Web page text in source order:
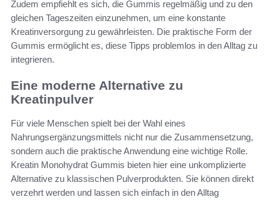
Zudem empfiehlt es sich, die Gummis regelmäßig und zu den
gleichen Tageszeiten einzunehmen, um eine konstante
Kreatinversorgung zu gewährleisten. Die praktische Form der
Gummis ermöglicht es, diese Tipps problemlos in den Alltag zu
integrieren.
Eine moderne Alternative zu
Kreatinpulver
Für viele Menschen spielt bei der Wahl eines
Nahrungsergänzungsmittels nicht nur die Zusammensetzung,
sondern auch die praktische Anwendung eine wichtige Rolle.
Kreatin Monohydrat Gummis bieten hier eine unkomplizierte
Alternative zu klassischen Pulverprodukten. Sie können direkt
verzehrt werden und lassen sich einfach in den Alltag